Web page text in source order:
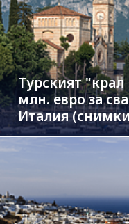
Турският
млн. евро за
Италия